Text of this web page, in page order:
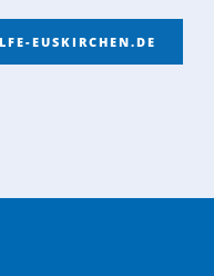
EUSKIRCHEN.DE